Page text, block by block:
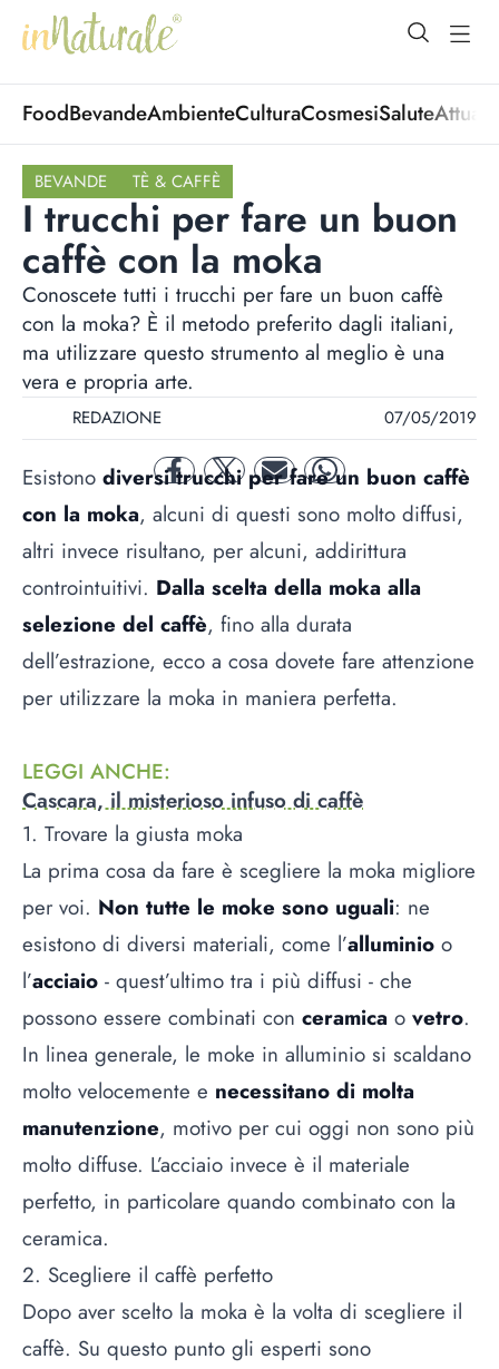
open
FoodBevandeAmbienteCulturaCosmesiSalute
BEVANDE TÈ & CAFFÈ
I trucchi per fare un buon
caffè con la moka
Conoscete tutti i trucchi per fare un buon caffè
con la moka? È il metodo preferito dagli italiani,
ma utilizzare questo strumento al meglio è una
vera e propria arte.
REDAZIONE 07/05/2019
facebooktwitter mail whatsapp
Esistono diversi trucchi per fare un buon caffè
con la moka, alcuni di questi sono molto diffusi,
altri invece risultano, per alcuni, addirittura
controintuitivi. Dalla scelta della moka alla
selezione del caffè, fino alla durata
dell’estrazione, ecco a cosa dovete fare attenzione
per utilizzare la moka in maniera perfetta.
LEGGI ANCHE:
Cascara, il misterioso infuso di caffè
1. Trovare la giusta moka
La prima cosa da fare è scegliere la moka migliore
per voi. Non tutte le moke sono uguali: ne
esistono di diversi materiali, come l’alluminio o
l’acciaio - quest’ultimo tra i più diffusi - che
possono essere combinati con ceramica o vetro.
In linea generale, le moke in alluminio si scaldano
molto velocemente e necessitano di molta
manutenzione, motivo per cui oggi non sono più
molto diffuse. L’acciaio invece è il materiale
perfetto, in particolare quando combinato con la
ceramica.
2. Scegliere il caffè perfetto
Dopo aver scelto la moka è la volta di scegliere il
caffè. Su questo punto gli esperti sono